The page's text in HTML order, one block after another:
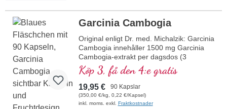
Garcinia Cambogia
Original enligt Dr. med. Michalzik: Garcinia
Cambogia innehåller 1500 mg Garcinia
Cambogia-extrakt per dagsdos (3
kapslar). Detta högkvalitativa extrakt är
fritt från tillsatser och tillverkas i Tyskland.
Förseglingen är aluminiumfri.
mer information om Garcinia
Köp 3, få den 4:e gratis
19,95 € 90 Kapslar
(350,00 €/kg, 0,22 €/Kapsel)
inkl. moms. exkl. Fraktkostnader